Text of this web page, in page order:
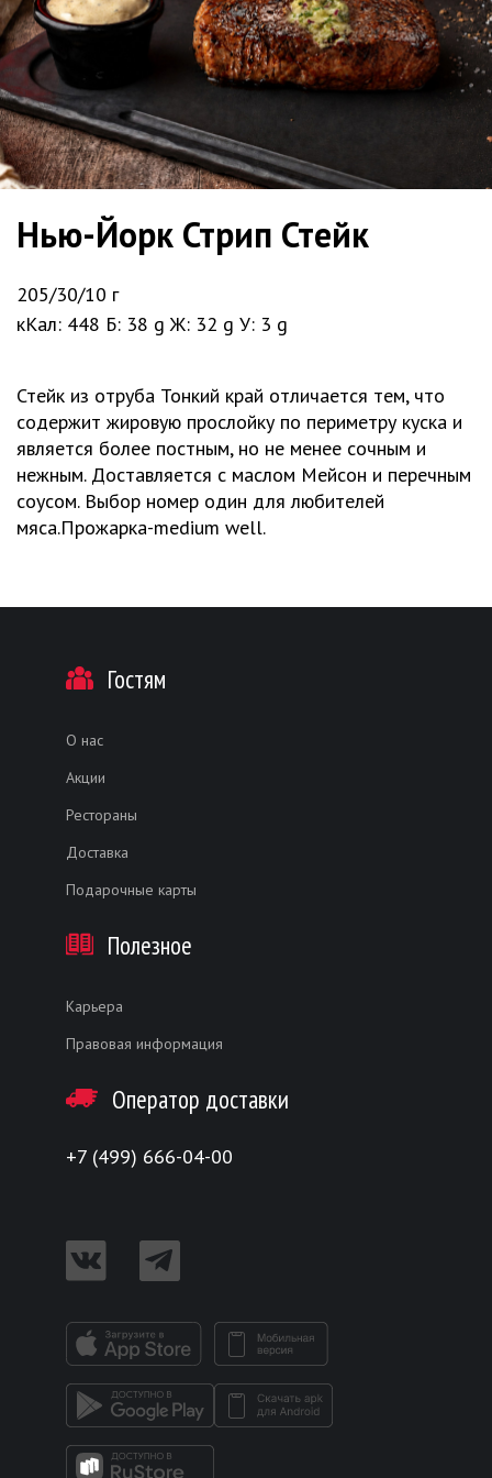
Нью-Йорк Стрип Стейк
205/30/10 г
кКал: 448 Б: 38 g Ж: 32 g У: 3 g
Стейк из отруба Тонкий край отличается тем, что
содержит жировую прослойку по периметру куска и
является более постным, но не менее сочным и
нежным. Доставляется с маслом Мейсон и перечным
соусом. Выбор номер один для любителей
мяса.Прожарка-medium well.
Гостям
О нас
Акции
Рестораны
Доставка
Подарочные карты
Полезное
Карьера
Правовая информация
Оператор доставки
+7 (499) 666-04-00